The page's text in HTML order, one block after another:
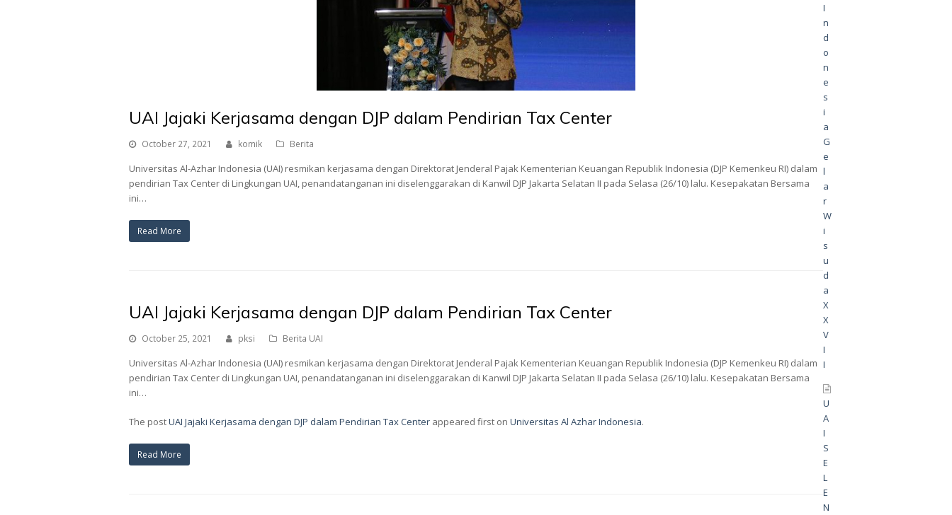
UAI Jajaki Kerjasama dengan DJP dalam Pendirian Tax Center
October 27, 2021 komik Berita
Universitas Al-Azhar Indonesia (UAI) resmikan kerjasama dengan Direktorat Jenderal Pajak Kementerian Keuangan Republik Indonesia (DJP Kemenkeu RI) dalam
pendirian Tax Center di Lingkungan UAI, penandatanganan ini diselenggarakan di Kanwil DJP Jakarta Selatan II pada Selasa (26/10) lalu. Kesepakatan Bersama
ini…
Read More
UAI Jajaki Kerjasama dengan DJP dalam Pendirian Tax Center
October 25, 2021 pksi Berita UAI
Universitas Al-Azhar Indonesia (UAI) resmikan kerjasama dengan Direktorat Jenderal Pajak Kementerian Keuangan Republik Indonesia (DJP Kemenkeu RI) dalam
pendirian Tax Center di Lingkungan UAI, penandatanganan ini diselenggarakan di Kanwil DJP Jakarta Selatan II pada Selasa (26/10) lalu. Kesepakatan Bersama
ini…
The postUAI Jajaki Kerjasama dengan DJP dalam Pendirian Tax Center appeared first on Universitas Al Azhar Indonesia.
Read More
I
n
d
o
n
e
s
i
a
G
e
l
a
r
W
i
s
u
d
a
X
X
V
I
I
U
A
I
S
E
L
E
N